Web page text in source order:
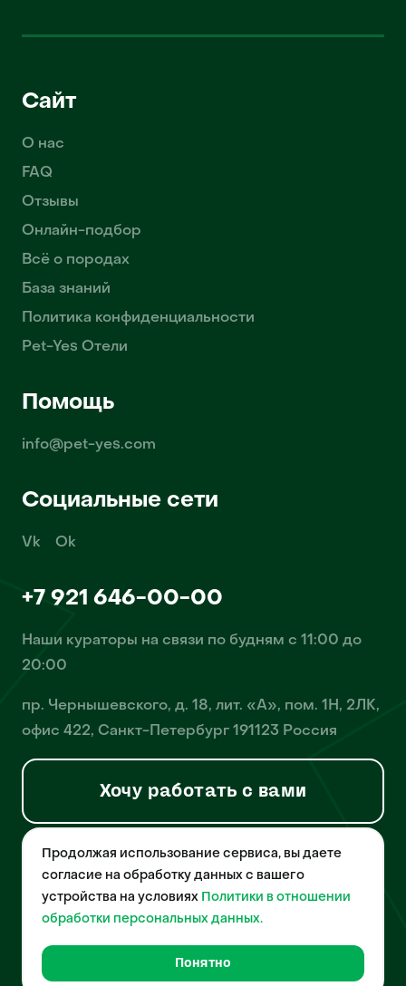
Сайт
О нас
FAQ
Отзывы
Онлайн-подбор
Всё о породах
База знаний
Политика конфиденциальности
Pet-Yes Отели
Помощь
info@pet-yes.com
Социальные сети
Vk Ok
+7 921 646-00-00
Наши кураторы на связи по будням с 11:00 до
20:00
пр. Чернышевского, д. 18, лит. «А», пом. 1Н, 2ЛК,
офис 422, Санкт-Петербург 191123 Россия
Хочу работать с вами
© 2026 Pet-Yes. ООО «Биржа домашних животных «Пет-Ес»
осуществляет деятельность в области информационных
технологий, деятельность по разработке и эксплуатации
собственного программного обеспечения, деятельность
порталов в информационно-коммуникационной сети Интернет и
домашних животных», свидетельство о регистрации
№2021612018 от 10 февраля 2021 года.
Продолжая использование сервиса, вы даете
согласие на обработку данных с вашего
устройства на условиях Политики в отношении
обработки персональных данных.
Понятно